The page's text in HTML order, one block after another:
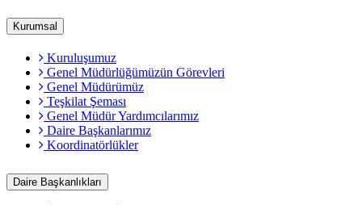
Kurumsal
Kuruluşumuz
Genel Müdürlüğümüzün Görevleri
Genel Müdürümüz
Teşkilat Şeması
Genel Müdür Yardımcılarımız
Daire Başkanlarımız
Koordinatörlükler
Daire Başkanlıkları